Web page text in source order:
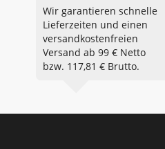
Wir garantieren schnelle
Lieferzeiten und einen
versandkostenfreien
Versand ab 99 € Netto
bzw. 117,81 € Brutto.